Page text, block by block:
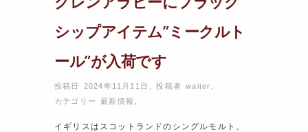
シップアイテム”ミークルト
ール”が入荷です
投稿日 2024年11月11日 ,投稿者waiter
カテゴリー最新情報
イギリスはスコットランドのシングルモルト、